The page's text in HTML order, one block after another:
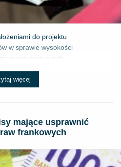
do projektu
w sprawie wysokości
pracę oraz wysok...
więcej
mające usprawnić
frankowych